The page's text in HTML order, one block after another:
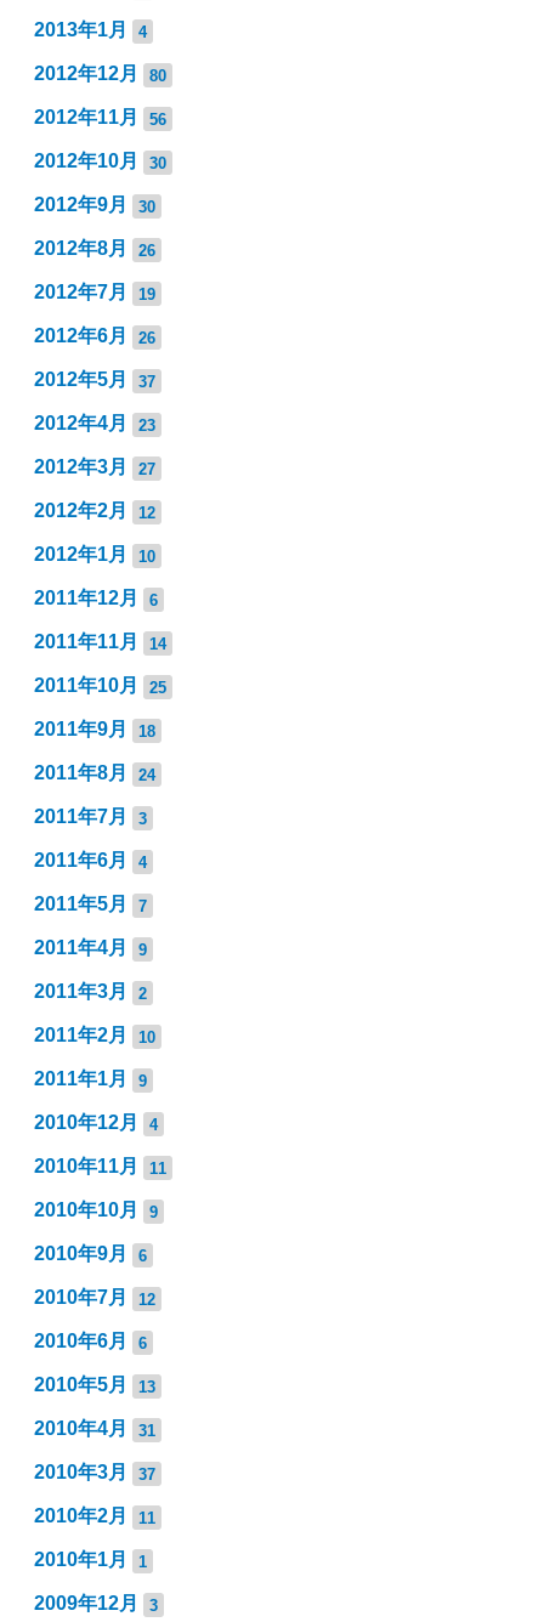
2013年1月 4
2012年12月 80
2012年11月 56
2012年10月 30
2012年9月 30
2012年8月 26
2012年7月 19
2012年6月 26
2012年5月 37
2012年4月 23
2012年3月 27
2012年2月 12
2012年1月 10
2011年12月 6
2011年11月 14
2011年10月 25
2011年9月 18
2011年8月 24
2011年7月 3
2011年6月 4
2011年5月 7
2011年4月 9
2011年3月 2
2011年2月 10
2011年1月 9
2010年12月 4
2010年11月 11
2010年10月 9
2010年9月 6
2010年7月 12
2010年6月 6
2010年5月 13
2010年4月 31
2010年3月 37
2010年2月 11
2010年1月 1
2009年12月 3